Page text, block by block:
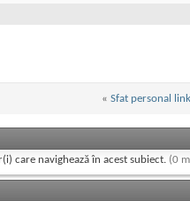
« Sfat personal
care navighează în acest subiect. (0